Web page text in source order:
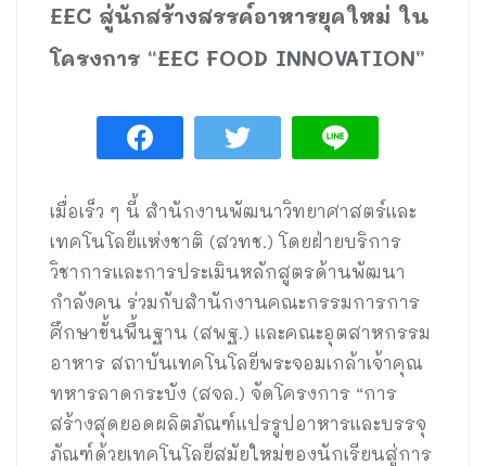
EEC สู่นักสร้างสรรค์อาหารยุคใหม่ ใน
โครงการ “EEC FOOD INNOVATION”
เมื่อเร็ว ๆ นี้ สำนักงานพัฒนาวิทยาศาสตร์และ
เทคโนโลยีแห่งชาติ (สวทช.) โดยฝ่ายบริการ
วิชาการและการประเมินหลักสูตรด้านพัฒนา
กำลังคน ร่วมกับสำนักงานคณะกรรมการการ
ศึกษาขั้นพื้นฐาน (สพฐ.) และคณะอุตสาหกรรม
อาหาร สถาบันเทคโนโลยีพระจอมเกล้าเจ้าคุณ
ทหารลาดกระบัง (สจล.) จัดโครงการ “การ
สร้างสุดยอดผลิตภัณฑ์แปรรูปอาหารและบรรจุ
ภัณฑ์ด้วยเทคโนโลยีสมัยใหม่ของนักเรียนสู่การ